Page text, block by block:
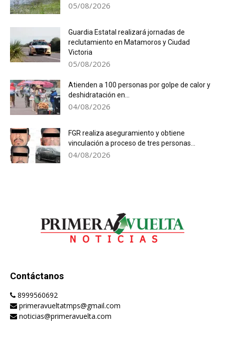
05/08/2026
Guardia Estatal realizará jornadas de
reclutamiento en Matamoros y Ciudad
Victoria
05/08/2026
Atienden a 100 personas por golpe de calor y
deshidratación en...
04/08/2026
FGR realiza aseguramiento y obtiene
vinculación a proceso de tres personas...
04/08/2026
Contáctanos
8999560692
primeravueltatmps@gmail.com
noticias@primeravuelta.com